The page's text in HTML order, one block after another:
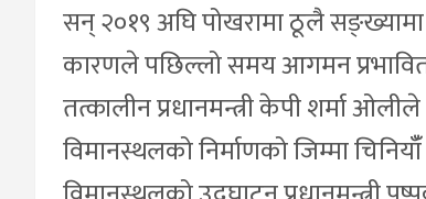
सन् २०१९ अघि पोखरामा ठूलै
कारणले पछिल्लो समय आगमन प्रभावित
तत्कालीन प्रधानमन्त्री केपी शर्मा
विमानस्थलको निर्माणको जिम्मा